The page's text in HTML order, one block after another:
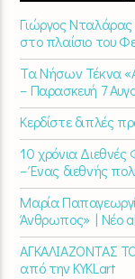
Γιώργος Νταλάρας
στο πλαίσιο του
Τα Νήσων Τέκνα
– Παρασκευή 7
Κερδίστε διπλές
10 χρόνια
– Ένας διεθνής
Μαρία
Άνθρωπος» | Νέο
ΑΓΚΑΛΙΑΖΟΝΤΑΣ
από την KYKLart